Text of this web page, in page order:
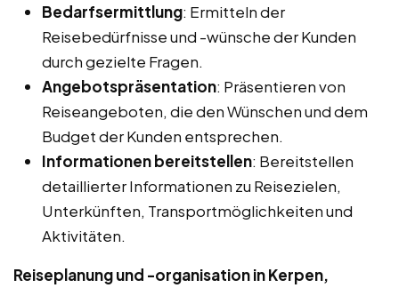
Bedarfsermittlung: Ermitteln der
Reisebedürfnisse und -wünsche der Kunden
durch gezielte Fragen.
Angebotspräsentation: Präsentieren von
Reiseangeboten, die den Wünschen und dem
Budget der Kunden entsprechen.
Informationen bereitstellen: Bereitstellen
detaillierter Informationen zu Reisezielen,
Unterkünften, Transportmöglichkeiten und
Aktivitäten.
Reiseplanung und -organisation in Kerpen,